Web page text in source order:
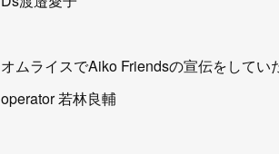
オムライスでAiko Friendsの宣伝をしてい
operator 若林良輔